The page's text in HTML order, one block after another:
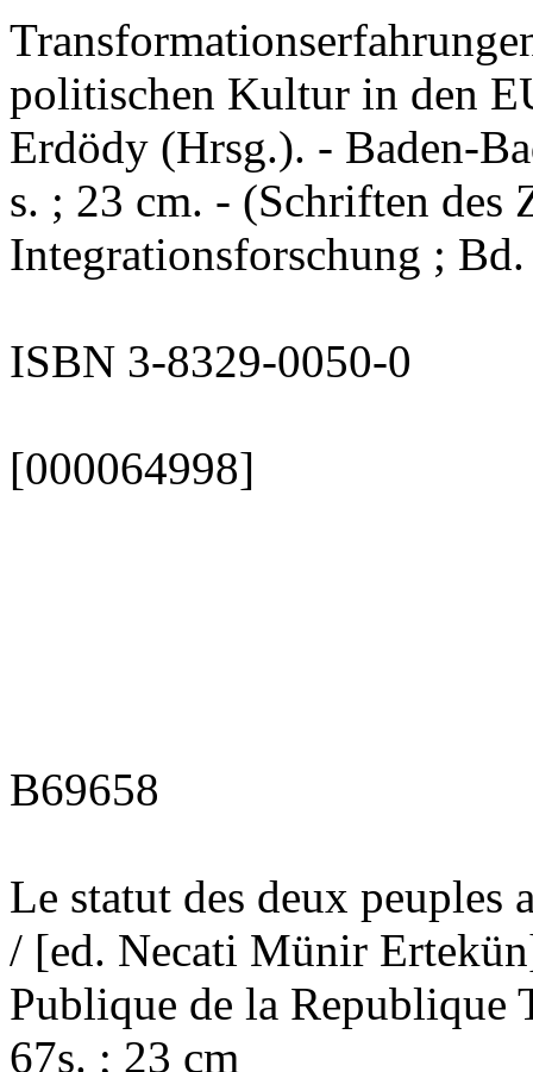
politischen Kultur in den
Erdödy (Hrsg.). - Baden-
s. ; 23 cm. - (Schriften des
Integrationsforschung ;
ISBN 3-8329-0050-0
[000064998]
B69658
Le statut des deux
/ [ed. Necati Münir
Publique de la Republique
67s. ; 23 cm